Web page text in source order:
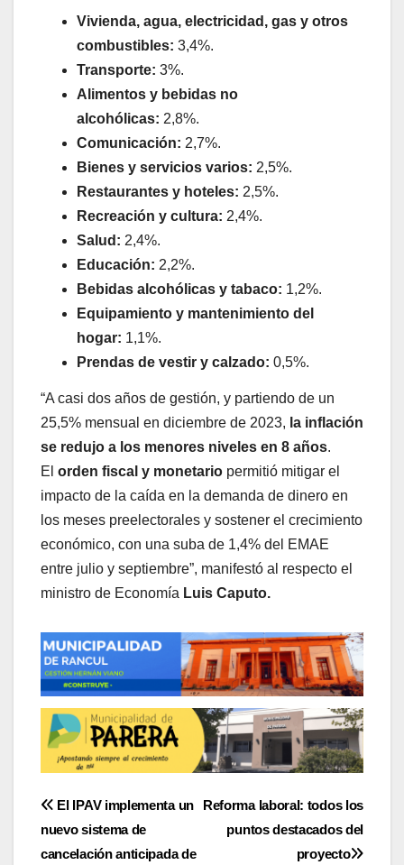
Vivienda, agua, electricidad, gas y otros
combustibles: 3,4%.
Transporte: 3%.
Alimentos y bebidas no
alcohólicas: 2,8%.
Comunicación: 2,7%.
Bienes y servicios varios: 2,5%.
Restaurantes y hoteles: 2,5%.
Recreación y cultura: 2,4%.
Salud: 2,4%.
Educación: 2,2%.
Bebidas alcohólicas y tabaco: 1,2%.
Equipamiento y mantenimiento del
hogar: 1,1%.
Prendas de vestir y calzado: 0,5%.
“A casi dos años de gestión, y partiendo de un
25,5% mensual en diciembre de 2023, la inflación
se redujo a los menores niveles en 8 años.
El orden fiscal y monetario permitió mitigar el
impacto de la caída en la demanda de dinero en
los meses preelectorales y sostener el crecimiento
económico, con una suba de 1,4% del EMAE
entre julio y septiembre”, manifestó al respecto el
ministro de Economía Luis Caputo.
Navegación
de
Reforma laboral: todos los
puntos destacados del
proyecto
El IPAV implementa un
nuevo sistema de
cancelación anticipada de